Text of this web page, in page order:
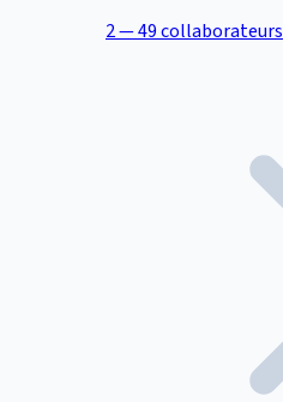
2 — 49 collaborateurs